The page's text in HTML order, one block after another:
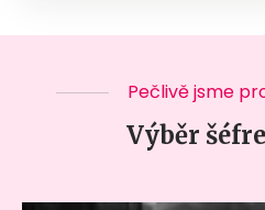
Pečlivě jsme
Výběr